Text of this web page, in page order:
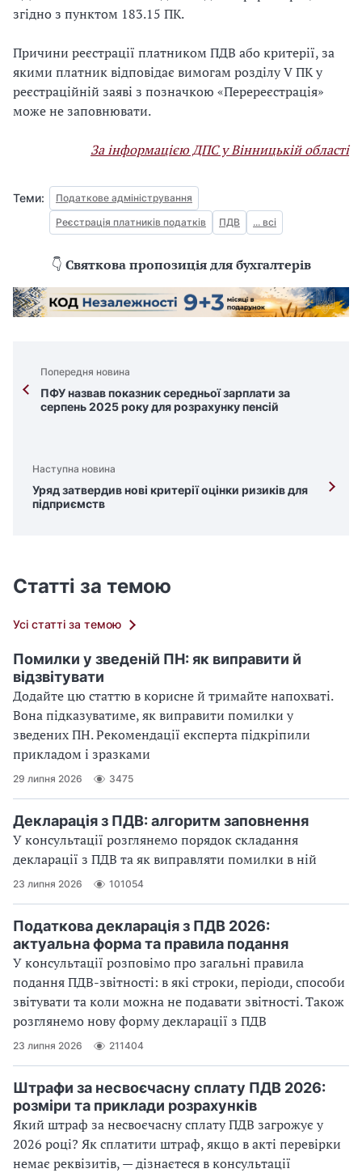
згідно з пунктом 183.15 ПК.
Причини реєстрації платником ПДВ або критерії, за
якими платник відповідає вимогам розділу V ПК у
реєстраційній заяві з позначкою «Перереєстрація»
може не заповнювати.
За інформацією ДПС у Вінницькій області
Теми:
Податкове адміністрування
Реєстрація платників податків
ПДВ ... всі
👇 Святкова пропозиція для бухгалтерів
Попередня новина
ПФУ назвав показник середньої зарплати за
серпень 2025 року для розрахунку пенсій
Наступна новина
Уряд затвердив нові критерії оцінки ризиків для
підприємств
Статті за темою
Усі статті за темою
Помилки у зведеній ПН: як виправити й
відзвітувати
Додайте цю статтю в корисне й тримайте напохваті.
Вона підказуватиме, як виправити помилки у
зведених ПН. Рекомендації експерта підкріпили
прикладом і зразками
29 липня 2026 3475
Декларація з ПДВ: алгоритм заповнення
У консультації розглянемо порядок складання
декларації з ПДВ та як виправляти помилки в ній
23 липня 2026 101054
Податкова декларація з ПДВ 2026:
актуальна форма та правила подання
У консультації розповімо про загальні правила
подання ПДВ-звітності: в які строки, періоди, способи
звітувати та коли можна не подавати звітності. Також
розглянемо нову форму декларації з ПДВ
23 липня 2026 211404
Штрафи за несвоєчасну сплату ПДВ 2026:
розміри та приклади розрахунків
Який штраф за несвоєчасну сплату ПДВ загрожує у
2026 році? Як сплатити штраф, якщо в акті перевірки
немає реквізитів, — дізнаєтеся в консультації